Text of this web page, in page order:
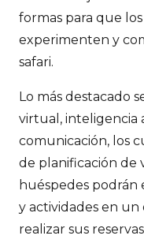
formas para que
experimenten y
safari.
Lo más destacado
virtual, inteligencia
comunicación, los
de planificación de
huéspedes podrán
y actividades en un
realizar sus